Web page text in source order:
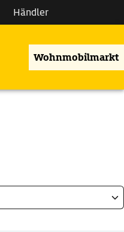
Händler
Wohnmobilmarkt